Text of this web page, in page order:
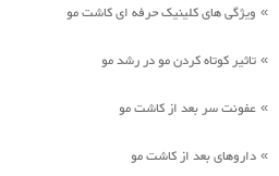
» ویژگی های کلینیک حرفه ای کاشت مو
» تاثیر کوتاه کردن مو در رشد مو
» عفونت سر بعد از کاشت مو
» داروهای بعد از کاشت مو